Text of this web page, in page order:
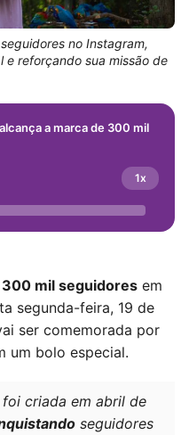
no Instagram,
e reforçando sua missão de
a marca de 300 mil
1x
300 mil seguidores em
segunda-feira, 19 de
ser comemorada por
um bolo especial.
foi criada em abril de
seguidores